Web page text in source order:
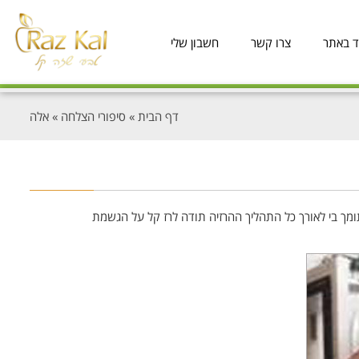
באתר צרו קשר חשבון שלי
דף הבית » סיפורי הצלחה » אלה
מרז קל שמלווה אותי ותומך בי לאורך כל התהליך ההרזיה תודה לרז קל על הגשמת